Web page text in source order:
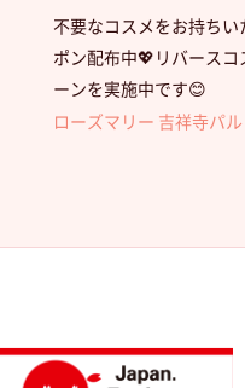
不要なコスメをお持ちい
ポン配布中💖リバースコ
ーンを実施中です😊
ローズマリー 吉祥寺パ